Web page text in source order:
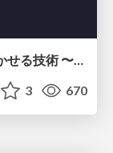
Laravel Boostに学ぶ、AIにPHPを書かせる技術 〜OSSの実装から蒸留するエージェント制御の王道〜
3 670